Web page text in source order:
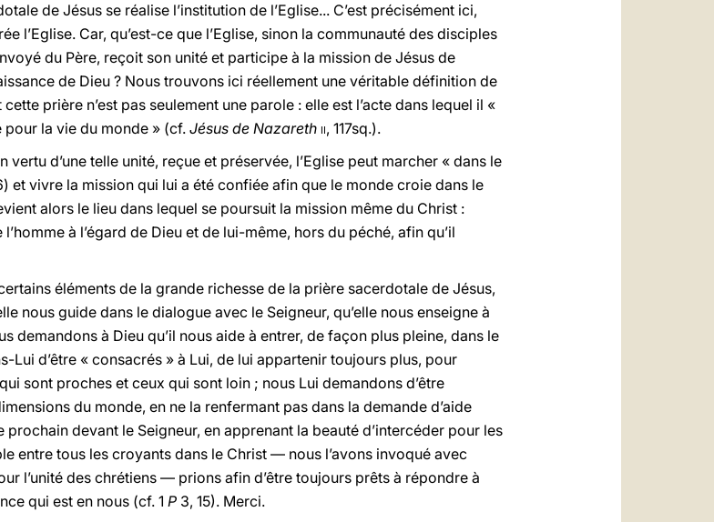
de Jésus se réalise l’institution de l’Eglise... C’est précisément ici,
l’Eglise. Car, qu’est-ce que l’Eglise, sinon la communauté des disciples
du Père, reçoit son unité et participe à la mission de Jésus de
de Dieu ? Nous trouvons ici réellement une véritable définition de
prière n’est pas seulement une parole : elle est l’acte dans lequel il «
la vie du monde » (cf. Jésus de Nazareth ii, 117sq.).
d’une telle unité, reçue et préservée, l’Eglise peut marcher « dans le
et vivre la mission qui lui a été confiée afin que le monde croie dans le
alors le lieu dans lequel se poursuit la mission même du Christ :
à l’égard de Dieu et de lui-même, hors du péché, afin qu’il
éléments de la grande richesse de la prière sacerdotale de Jésus,
nous guide dans le dialogue avec le Seigneur, qu’elle nous enseigne à
demandons à Dieu qu’il nous aide à entrer, de façon plus pleine, dans le
Lui d’être « consacrés » à Lui, de lui appartenir toujours plus, pour
sont proches et ceux qui sont loin ; nous Lui demandons d’être
du monde, en ne la renfermant pas dans la demande d’aide
devant le Seigneur, en apprenant la beauté d’intercéder pour les
entre tous les croyants dans le Christ — nous l’avons invoqué avec
l’unité des chrétiens — prions afin d’être toujours prêts à répondre à
qui est en nous (cf. 1 P 3, 15). Merci.